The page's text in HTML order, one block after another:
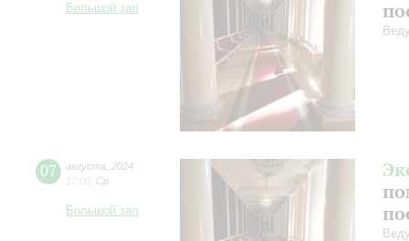
Большой зал
07 августа
2024
12:00 Ср
Большой зал